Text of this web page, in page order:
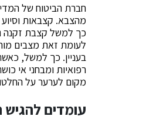
חברת הביטוח של
מהצבא. קצבאות וסיוע
כך למשל קצבת זקנה
לעומת זאת מצבים
בעניין. כך למשל,
רפואיות ומבחני אי
מקום לערער על
עומדים להגיש